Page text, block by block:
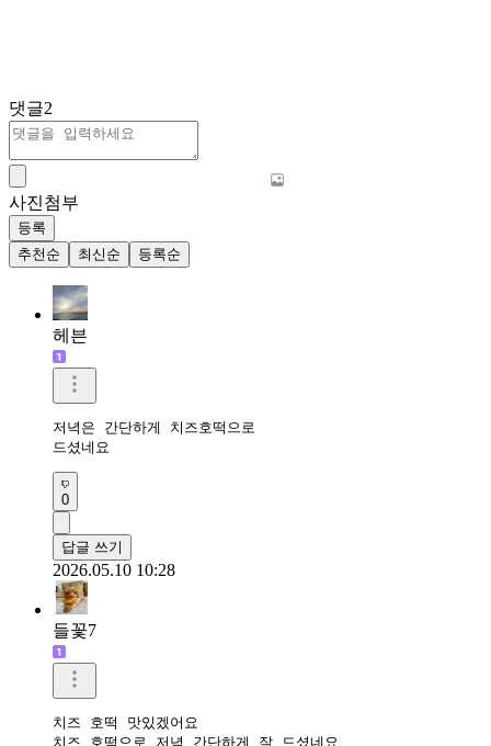
댓글2
사진첨부
등록
추천순
최신순 등록순
헤븐
저녁은 간단하게 치즈호떡으로
드셨네요
0
답글 쓰기
2026.05.10 10:28
들꽃7
치즈 호떡 맛있겠어요
치즈 호떡으로 저녁 간단하게 잘 드셨네요